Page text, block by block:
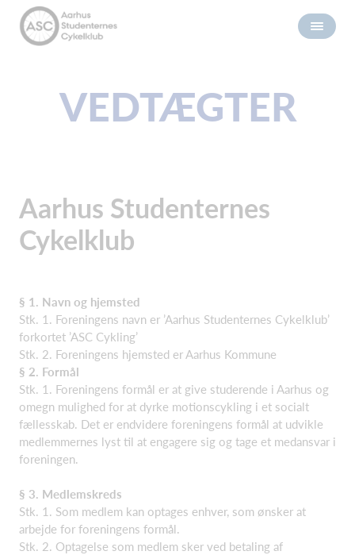
VEDTÆGTER
Aarhus Studenternes
Cykelklub
§ 1. Navn og hjemsted
Stk. 1. Foreningens navn er ’Aarhus Studenternes Cykelklub’
forkortet ’ASC Cykling’
Stk. 2. Foreningens hjemsted er Aarhus Kommune
§ 2. Formål
Stk. 1. Foreningens formål er at give studerende i Aarhus og
omegn mulighed for at dyrke motionscykling i et socialt
fællesskab. Det er endvidere foreningens formål at udvikle
medlemmernes lyst til at engagere sig og tage et medansvar i
foreningen.
§ 3. Medlemskreds
Stk. 1. Som medlem kan optages enhver, som ønsker at
arbejde for foreningens formål.
Stk. 2. Optagelse som medlem sker ved betaling af